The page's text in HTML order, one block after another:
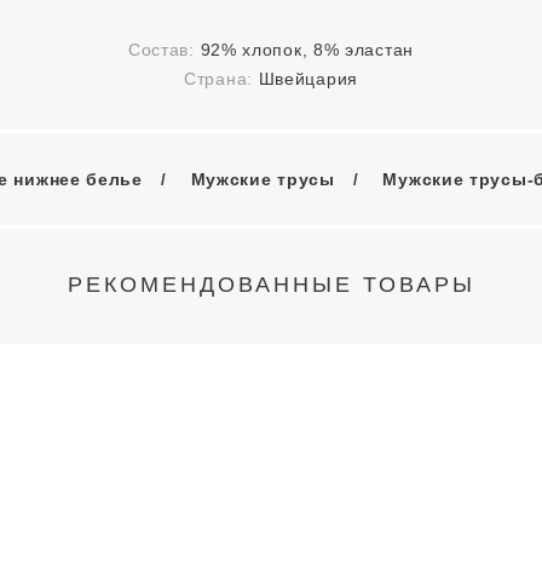
Состав: 92% хлопок, 8% эластан
Страна: Швейцария
нижнее белье Мужские трусы Мужские трусы-
РЕКОМЕНДОВАННЫЕ ТОВАРЫ